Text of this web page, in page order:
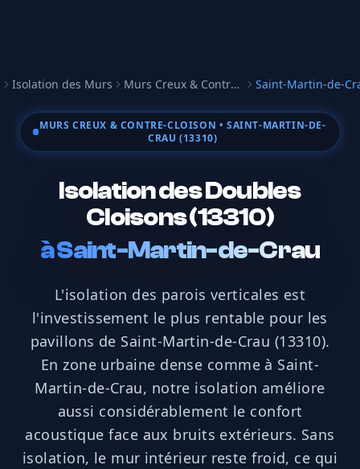
Isolation des Murs Murs Creux & Contre-cloison Saint-Martin-de-
MURS CREUX & CONTRE-CLOISON • SAINT-MARTIN-DE-
CRAU (13310)
Isolation des Doubles
Cloisons (13310)
àSaint-Martin-de-Crau
L'isolation des parois verticales est
l'investissement le plus rentable pour les
pavillons de Saint-Martin-de-Crau (13310).
En zone urbaine dense comme à Saint-
Martin-de-Crau, notre isolation améliore
aussi considérablement le confort
acoustique face aux bruits extérieurs. Sans
isolation, le mur intérieur reste froid, ce qui